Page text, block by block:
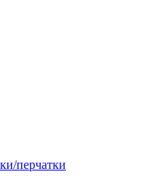
перчатки